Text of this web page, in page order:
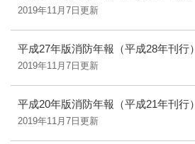
2019年11月7日更新
平成27年版消防年報（平成28年刊行）
2019年11月7日更新
平成20年版消防年報（平成21年刊行）
2019年11月7日更新